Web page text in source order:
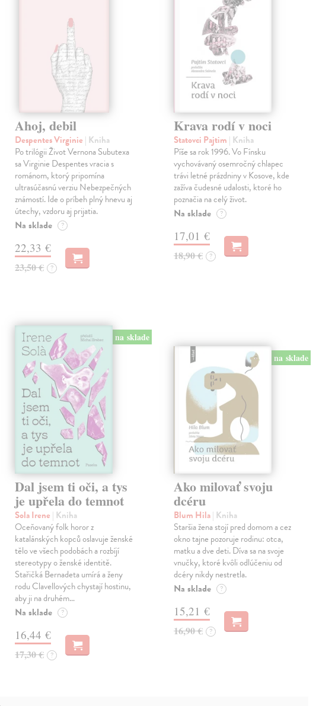
Ahoj, debil
Despentes Virginie | Kniha
Po trilógii Život Vernona Subutexa
sa Virginie Despentes vracia s
románom, ktorý pripomína
ultrasúčasnú verziu Nebezpečných
známostí. Ide o príbeh plný hnevu aj
útechy, vzdoru aj prijatia.
Na sklade ?
22,33 €
23,50 € ?
Krava rodí v noci
Statovci Pajtim | Kniha
Píše sa rok 1996. Vo Fínsku
vychovávaný osemročný chlapec
trávi letné prázdniny v Kosove, kde
zažíva čudesné udalosti, ktoré ho
poznačia na celý život.
Na sklade ?
17,01 €
18,90 € ?
na sklade
Dal jsem ti oči, a tys
je upřela do temnot
Sola Irene | Kniha
Oceňovaný folk horor z
katalánských kopců oslavuje ženské
tělo ve všech podobách a rozbíjí
stereotypy o ženské identitě.
Stařičká Bernadeta umírá a ženy
rodu Clavellových chystají hostinu,
aby ji na druhém…
Na sklade ?
16,44 €
17,30 € ?
na sklade
Ako milovať svoju
dcéru
Blum Hila| Kniha
Staršia žena stojí pred domom a cez
okno tajne pozoruje rodinu: otca,
matku a dve deti. Díva sa na svoje
vnučky, ktoré kvôli odlúčeniu od
dcéry nikdy nestretla.
Na sklade ?
15,21 €
16,90 € ?